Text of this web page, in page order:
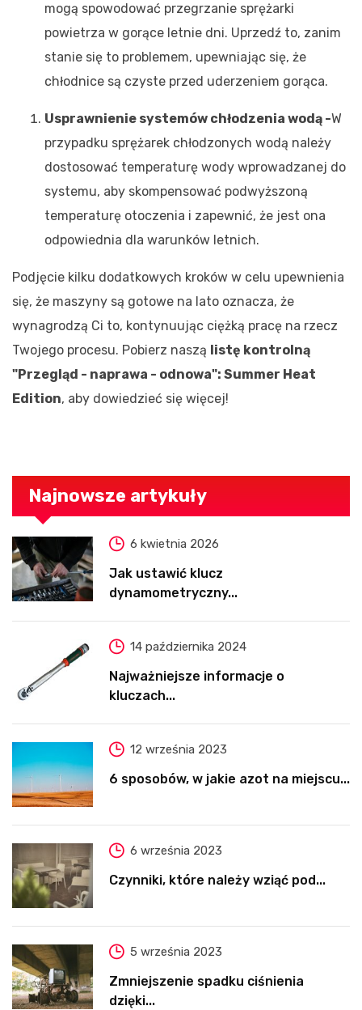
mogą spowodować przegrzanie sprężarki
powietrza w gorące letnie dni. Uprzedź to, zanim
stanie się to problemem, upewniając się, że
chłodnice są czyste przed uderzeniem gorąca.
Usprawnienie systemów chłodzenia wodą -W
przypadku sprężarek chłodzonych wodą należy
dostosować temperaturę wody wprowadzanej do
systemu, aby skompensować podwyższoną
temperaturę otoczenia i zapewnić, że jest ona
odpowiednia dla warunków letnich.
Podjęcie kilku dodatkowych kroków w celu upewnienia
się, że maszyny są gotowe na lato oznacza, że
wynagrodzą Ci to, kontynuując ciężką pracę na rzecz
Twojego procesu. Pobierz naszą listę kontrolną
"Przegląd - naprawa - odnowa": Summer Heat
Edition, aby dowiedzieć się więcej!
Najnowsze artykuły
6 kwietnia 2026
Jak ustawić klucz
dynamometryczny...
14 października 2024
Najważniejsze informacje o
kluczach...
12 września 2023
6 sposobów, w jakie azot na miejscu...
6 września 2023
Czynniki, które należy wziąć pod...
5 września 2023
Zmniejszenie spadku ciśnienia
dzięki...